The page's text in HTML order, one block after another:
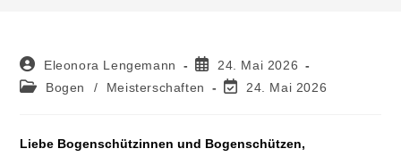
Eleonora Lengemann
24. Mai 2026
Bogen
/ Meisterschaften 24. Mai 2026
Liebe Bogenschützinnen und Bogenschützen,